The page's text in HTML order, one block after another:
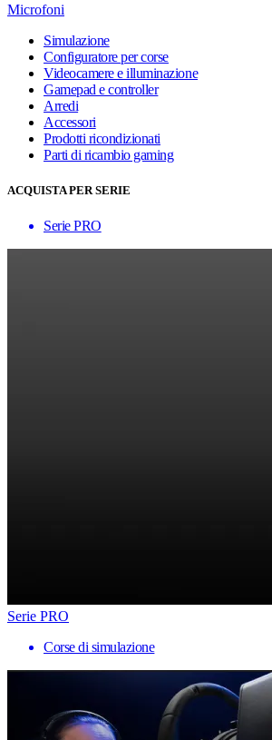
Microfoni
Simulazione
Configuratore per corse
Videocamere e illuminazione
Gamepad e controller
Arredi
Accessori
Prodotti ricondizionati
Parti di ricambio gaming
ACQUISTA PER SERIE
Serie PRO
Serie PRO
Corse di simulazione